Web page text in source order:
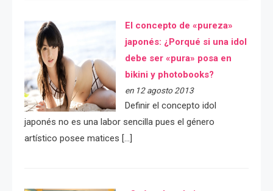
El concepto de «pureza»
japonés: ¿Porqué si una idol
debe ser «pura» posa en
bikini y photobooks?
en 12 agosto 2013
Definir el concepto idol
japonés no es una labor sencilla pues el género
artístico posee matices […]